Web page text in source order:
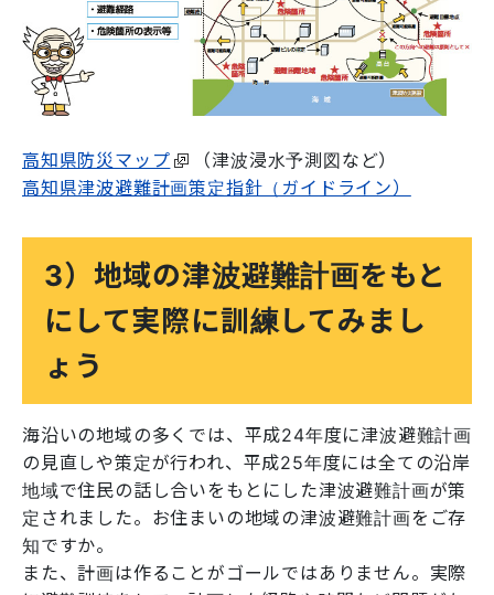
高知県防災マップ
（津波浸水予測図など）
高知県津波避難計画策定指針（ガイドライン）
3）地域の津波避難計画をもと
にして実際に訓練してみまし
ょう
海沿いの地域の多くでは、平成24年度に津波避難計画
の見直しや策定が行われ、平成25年度には全ての沿岸
地域で住民の話し合いをもとにした津波避難計画が策
定されました。お住まいの地域の津波避難計画をご存
知ですか。
また、計画は作ることがゴールではありません。実際